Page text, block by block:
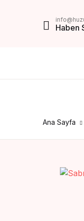
Haben
Ana Sayfa